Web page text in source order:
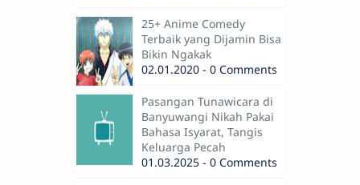
25+ Anime Comedy
Terbaik yang Dijamin Bisa
Bikin Ngakak
02.01.2020 - 0 Comments
Pasangan Tunawicara di
Banyuwangi Nikah Pakai
Bahasa Isyarat, Tangis
Keluarga Pecah
01.03.2025 - 0 Comments